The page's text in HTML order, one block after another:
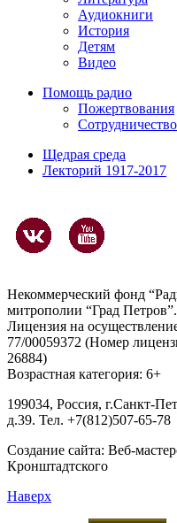
Аудиокниги
История
Детям
Видео
Помощь радио
Пожертвования
Сотрудничество
Щедрая среда
Лекторий 1917-2017
Некоммерческий фонд
митрополии “Град Петров”.
Лицензия на
77/00059372 (Номер
26884)
Возрастная категория: 6+
199034, Россия, г.Санкт-
д.39. Тел. +7(812)507-65-78
Создание сайта: Веб-
Кронштадтского
Наверх